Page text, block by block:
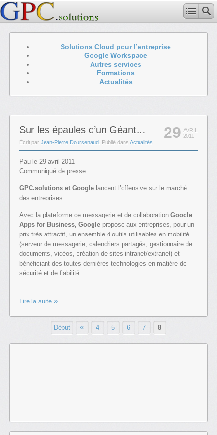
Solutions Cloud pour l’entreprise
Google Workspace
Autres services
Formations
Actualités
29 AVRIL
2011
Sur les épaules d’un Géant…
Écrit par Jean-Pierre Doursenaud . Publié dans Actualités
Pau le 29 avril 2011
Communiqué de presse :
GPC.solutions et Google lancent l’offensive sur le marché
des entreprises.
Avec la plateforme de messagerie et de collaboration Google
Apps for Business, Google propose aux entreprises, pour un
prix très attractif, un ensemble d’outils utilisables en mobilité
(serveur de messagerie, calendriers partagés, gestionnaire de
documents, vidéos, création de sites intranet/extranet) et
bénéficiant des toutes dernières technologies en matière de
sécurité et de fiabilité.
Lire la suite
Début « 4 5 6 7 8